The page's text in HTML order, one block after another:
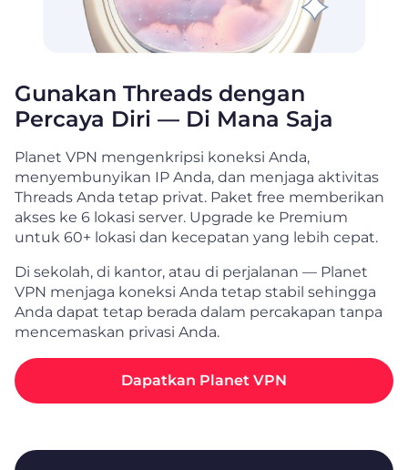
Gunakan Threads dengan
Percaya Diri — Di Mana Saja
Planet VPN mengenkripsi koneksi Anda,
menyembunyikan IP Anda, dan menjaga aktivitas
Threads Anda tetap privat. Paket free memberikan
akses ke 6 lokasi server. Upgrade ke Premium
untuk 60+ lokasi dan kecepatan yang lebih cepat.
Di sekolah, di kantor, atau di perjalanan — Planet
VPN menjaga koneksi Anda tetap stabil sehingga
Anda dapat tetap berada dalam percakapan tanpa
mencemaskan privasi Anda.
Dapatkan Planet VPN